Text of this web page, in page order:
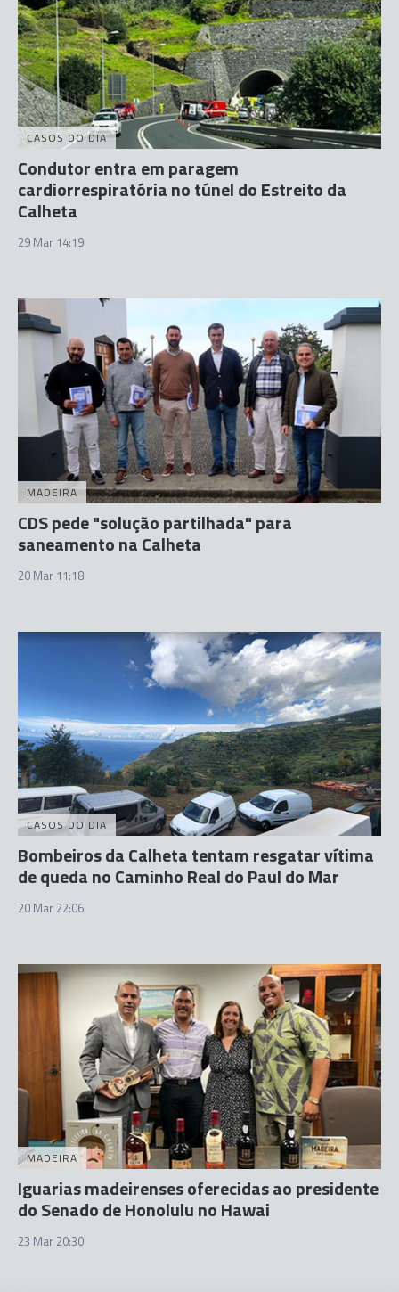
CASOS DO DIA
Condutor entra em paragem
cardiorrespiratória no túnel do Estreito da
Calheta
29 Mar 14:19
MADEIRA
CDS pede "solução partilhada" para
saneamento na Calheta
20 Mar 11:18
CASOS DO DIA
Bombeiros da Calheta tentam resgatar vítima
de queda no Caminho Real do Paul do Mar
20 Mar 22:06
MADEIRA
Iguarias madeirenses oferecidas ao presidente
do Senado de Honolulu no Hawai
23 Mar 20:30